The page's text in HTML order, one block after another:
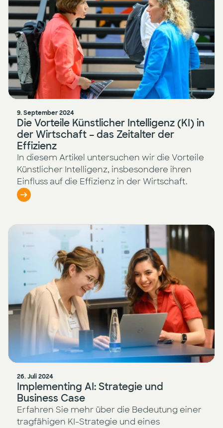
9. September 2024
Die Vorteile Künstlicher Intelligenz (KI) in
der Wirtschaft – das Zeitalter der
Effizienz
In diesem Artikel untersuchen wir die Vorteile
Künstlicher Intelligenz, insbesondere ihren
Einfluss auf die Effizienz in der Wirtschaft.
26. Juli 2024
Implementing AI: Strategie und
Business Case
Erfahren Sie mehr über die Bedeutung einer
tragfähigen KI-Strategie und eines